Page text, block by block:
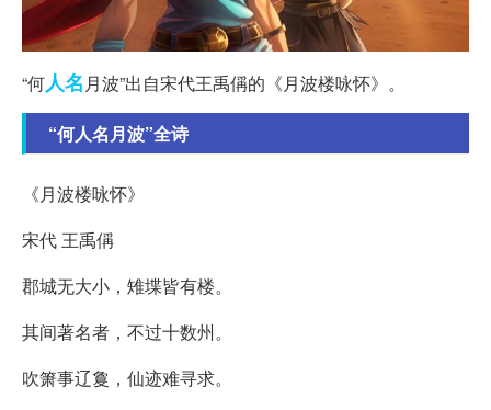
“何人名月波”出自宋代王禹偁的《月波楼咏怀》。
“何人名月波”全诗
《月波楼咏怀》
宋代 王禹偁
郡城无大小，雉堞皆有楼。
其间著名者，不过十数州。
吹箫事辽敻，仙迹难寻求。